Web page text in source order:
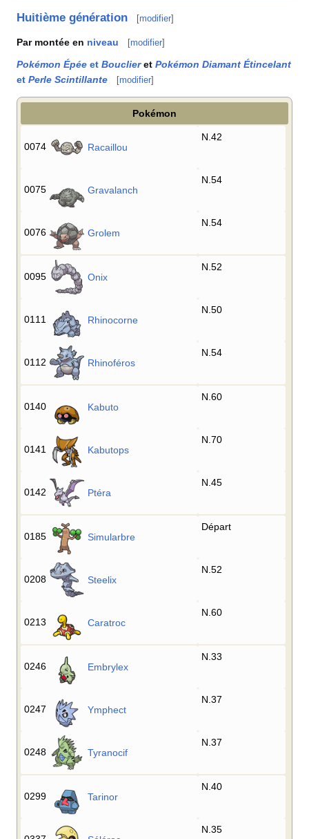
Huitième génération [modifier]
Par montée en niveau [modifier]
Pokémon Épée et Bouclieret Pokémon Diamant Étincelant
et Perle Scintillante [modifier]
Pokémon
0074 Racaillou
N.42
0075 Gravalanch
N.54
0076 Grolem
N.54
0095 Onix
N.52
0111 Rhinocorne
N.50
0112 Rhinoféros
N.54
0140 Kabuto
N.60
0141 Kabutops
N.70
0142 Ptéra
N.45
0185 Simularbre
Départ
0208 Steelix
N.52
0213 Caratroc
N.60
0246 Embrylex
N.33
0247 Ymphect
N.37
0248 Tyranocif
N.37
0299 Tarinor
N.40
N.35